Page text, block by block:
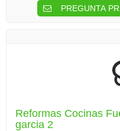
PREGUNTA
Reformas Cocinas
garcia 2